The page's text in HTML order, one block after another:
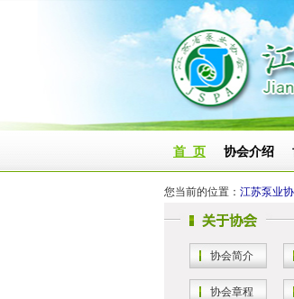
首 页 协会介绍
您当前的位置： 江苏泵业
协会简介
协会章程